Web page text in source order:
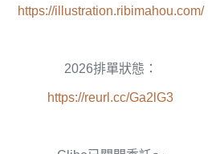
https://illustration.ribimahou.com/
2026排單狀態：
https://reurl.cc/Ga2lG3